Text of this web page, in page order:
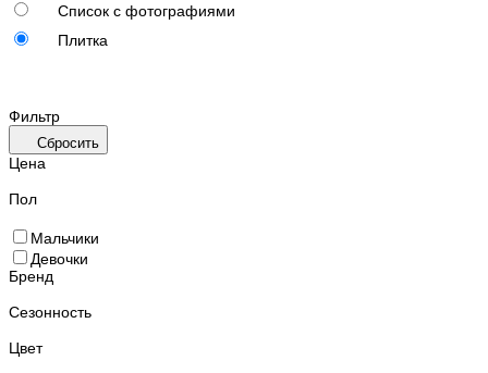
Список с фотографиями
Плитка
Фильтр
Сбросить
Цена
Пол
Мальчики
Девочки
Бренд
Сезонность
Цвет